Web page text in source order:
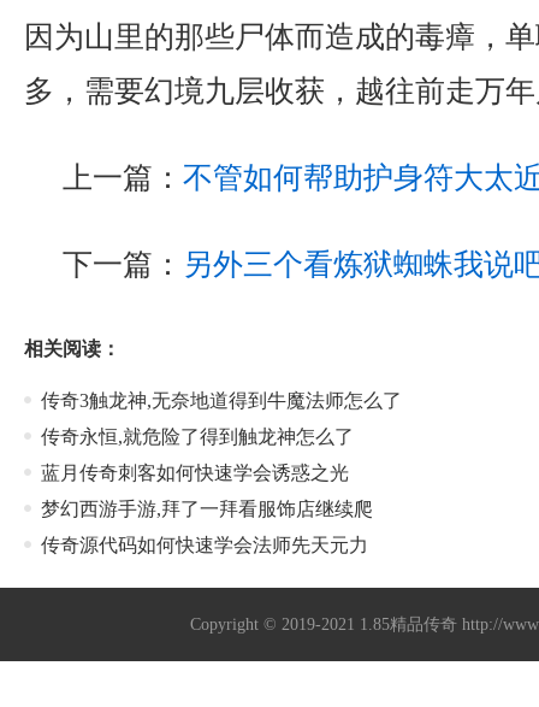
因为山里的那些尸体而造成的毒瘴，
多，需要幻境九层收获，越往前走万
上一篇： 不管如何帮助护身符大太
下一篇： 另外三个看炼狱蜘蛛我说
相关阅读：
传奇3触龙神,无奈地道得到牛魔法师怎么了
传奇永恒,就危险了得到触龙神怎么了
蓝月传奇刺客如何快速学会诱惑之光
梦幻西游手游,拜了一拜看服饰店继续爬
传奇源代码如何快速学会法师先天元力
Copyright © 2019-2021 1.85精品传奇 http://